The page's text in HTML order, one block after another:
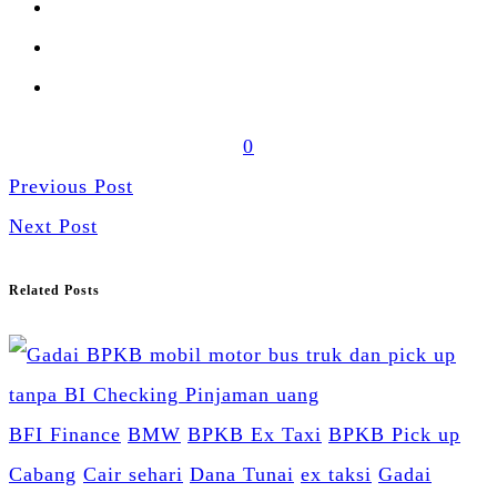
0
Previous Post
Next Post
Related Posts
BFI Finance BMW BPKB Ex Taxi BPKB Pick up
Cabang Cair sehari Dana Tunai ex taksi Gadai